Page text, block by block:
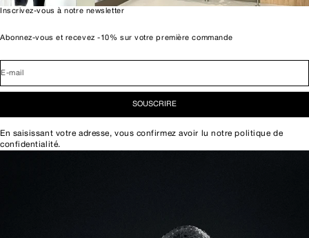
Inscrivez-vous à notre newsletter
Abonnez-vous et recevez -10% sur votre première commande
E-mail
SOUSCRIRE
En saisissant votre adresse, vous confirmez avoir lu notrepolitique de
confidentialité.